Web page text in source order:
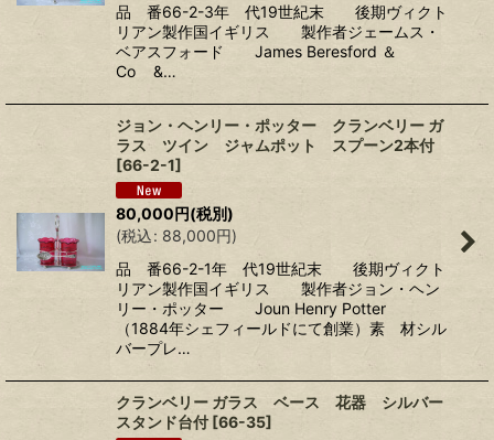
品 番66-2-3年 代19世紀末 後期ヴィクト
リアン製作国イギリス 製作者ジェームス・
ベアスフォード James Beresford ＆
Co &…
ジョン・ヘンリー・ポッター クランベリー ガ
ラス ツイン ジャムポット スプーン2本付
[66-2-1]
80,000円(税別)
(税込: 88,000円)
品 番66-2-1年 代19世紀末 後期ヴィクト
リアン製作国イギリス 製作者ジョン・ヘン
リー・ポッター Joun Henry Potter
（1884年シェフィールドにて創業）素 材シル
バープレ…
クランベリー ガラス ベース 花器 シルバー
スタンド台付 [66-35]